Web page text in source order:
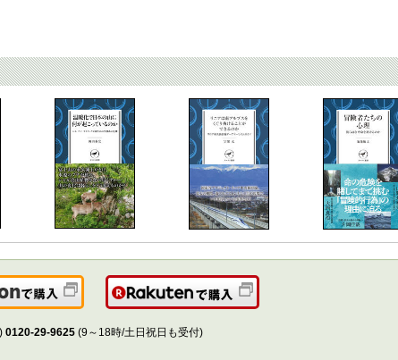
Amazonで購入
0120-29-9625 (9～18時/土日祝日も受付)